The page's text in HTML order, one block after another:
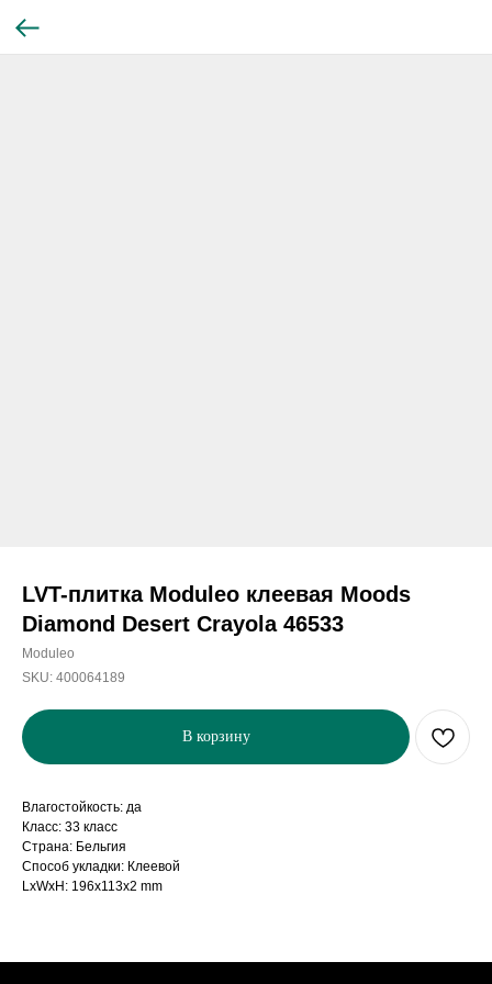
LVT-плитка Moduleo клеевая Moods
Diamond Desert Crayola 46533
Moduleo
SKU: 400064189
В корзину
Влагостойкость: да
Класс: 33 класс
Страна: Бельгия
Способ укладки: Клеевой
LxWxH: 196x113x2 mm